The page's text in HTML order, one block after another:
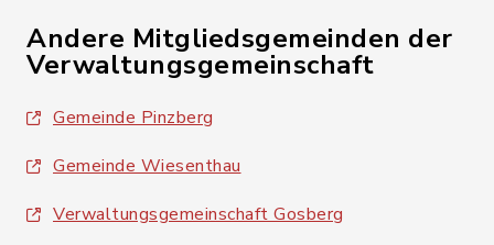
Andere Mitgliedsgemeinden der
Verwaltungsgemeinschaft
Gemeinde Pinzberg
Gemeinde Wiesenthau
Verwaltungsgemeinschaft Gosberg